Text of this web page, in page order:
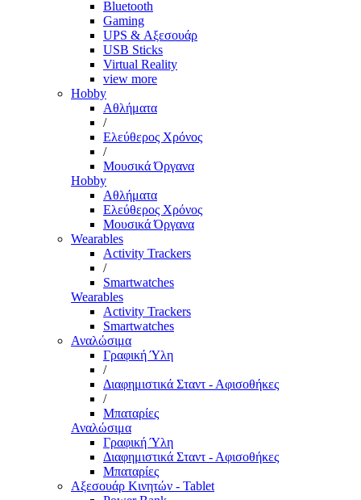
Bluetooth
Gaming
UPS & Αξεσουάρ
USB Sticks
Virtual Reality
view more
Hobby
Αθλήματα
/
Ελεύθερος Χρόνος
/
Μουσικά Όργανα
Hobby
Αθλήματα
Ελεύθερος Χρόνος
Μουσικά Όργανα
Wearables
Activity Trackers
/
Smartwatches
Wearables
Activity Trackers
Smartwatches
Αναλώσιμα
Γραφική Ύλη
/
Διαφημιστικά Σταντ - Αφισοθήκες
/
Μπαταρίες
Αναλώσιμα
Γραφική Ύλη
Διαφημιστικά Σταντ - Αφισοθήκες
Μπαταρίες
Αξεσουάρ Κινητών - Tablet